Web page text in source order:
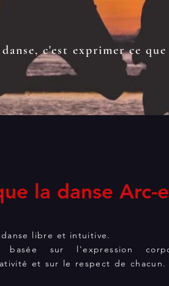
danse, c'est exprimer ce
la danse Arc-
libre et intuitive.
sur l'expression
et sur le respect de